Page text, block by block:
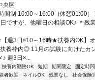
央区
間制 10:00～16:00（休憩01:00
ですが、他曜日の相談OK♪ ＊残
【週3日×10～16時★扶養内OK】
養枠内◎ 11月の試験に向けたカ
♪ 週3日×...
扶養内勤務OK 短期 期間限定 固定時
者歓迎 ネイルOK 残業なし 社会保険